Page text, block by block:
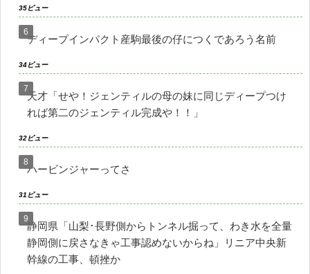
35ビュー
ディープインパクト産駒最後の仔につくであろう名前
34ビュー
天才「せや！ジェンティルの母の妹に同じディープつけ
れば第二のジェンティル完成や！！」
32ビュー
ハービンジャーってさ
31ビュー
静岡県「山梨･長野側からトンネル掘って、わき水を全量
静岡側に戻さなきゃ工事認めないからね」リニア中央新
幹線の工事、頓挫か